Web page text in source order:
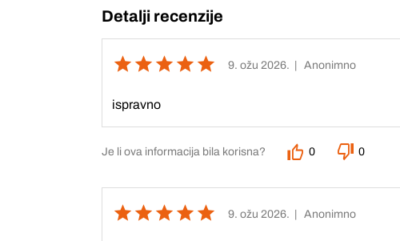
Detalji recenzije
9. ožu 2026. | Anonimno
ispravno
Je li ova informacija bila korisna? 0 0
9. ožu 2026. | Anonimno